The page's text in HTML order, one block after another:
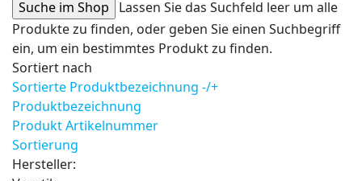
Lassen Sie das Suchfeld leer um alle
Produkte zu finden, oder geben Sie einen Suchbegriff
ein, um ein bestimmtes Produkt zu finden.
Sortiert nach
Sortierte Produktbezeichnung -/+
Produktbezeichnung
Produkt Artikelnummer
Sortierung
Hersteller: